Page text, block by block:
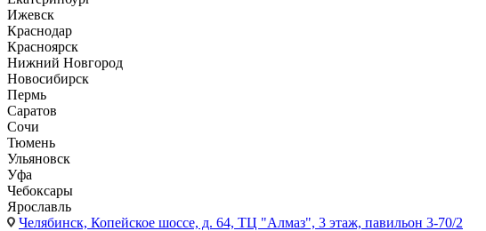
Ижевск
Краснодар
Красноярск
Нижний Новгород
Новосибирск
Пермь
Саратов
Сочи
Тюмень
Ульяновск
Уфа
Чебоксары
Ярославль
Челябинск, Копейское шоссе, д. 64, ТЦ "Алмаз", 3 этаж, павильон 3-70/2